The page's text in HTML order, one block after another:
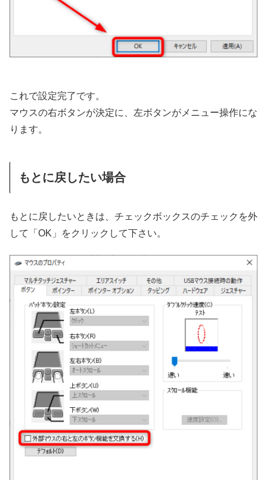
これで設定完了です。
マウスの右ボタンが決定に、左ボタンがメニュー操作にな
ります。
もとに戻したい場合
もとに戻したいときは、チェックボックスのチェックを外
して「OK」をクリックして下さい。